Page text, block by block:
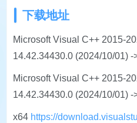
下载地址
Microsoft Visual C++ 2015-
14.42.34430.0 (2024/10/01) -
Microsoft Visual C++ 2015-
14.42.34430.0 (2024/10/01) -
x64 https://